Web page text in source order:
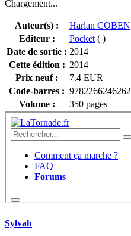
Chargement...
Auteur(s) :
Harlan COBEN
Editeur :
Pocket ( )
Date de sortie : 2014
Cette édition : 2014
Prix neuf :
7.4 EUR
Code-barres : 9782266246262
Volume :
350 pages
Sylvah